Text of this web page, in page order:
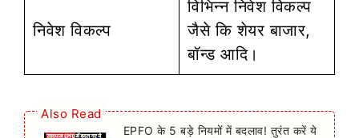
निवेश विकल्प
विभिन्न निवेश विकल्प
जैसे कि शेयर बाजार,
बॉन्ड आदि।
Also Read
EPFO के 5 बड़े नियमों में बदलाव! तुरंत करें ये